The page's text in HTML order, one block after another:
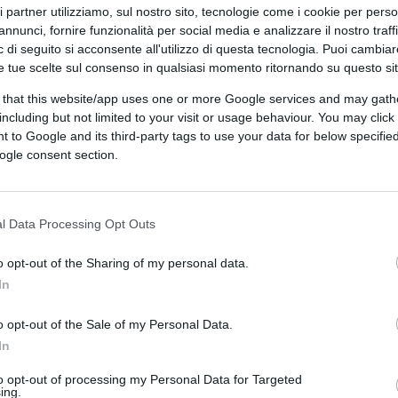
partner utilizziamo, sul nostro sito, tecnologie come i cookie per
fornire funzionalità per social media e analizzare il nostro
di seguito si acconsente all'utilizzo di questa tecnologia. Puoi
tue scelte sul consenso in qualsiasi momento ritornando su questo
that this website/app uses one or more Google services and may
but not limited to your visit or usage behaviour. You may
to Google and its third-party tags to use your data for below
consent section.
Data Processing Opt Outs
opt-out of the Sharing of my personal data.
opt-out of the Sale of my Personal Data.
opt-out of processing my Personal Data for Targeted
L’Idf ha condotto una serie di attacchi
la precisione contro 220 obiettivi del
utilizzati dal gruppo sciita, lanciarazzi
di armi e agenti. Gli attacchi sono
nella valle della Bekaa. Quantificata in
nell’area dell’Alta Galilea, la
noto da Tel Aviv, non ci sono state
Sanità libanese e riportato da Haaretz,
hanno causato 92 morti. Tra le vittime ci
secondo le Forze di difesa israeliane, il
Surur, è stato ucciso in un
No comment da parte del gruppo
intenzione di fermarsi: “Continueremo a